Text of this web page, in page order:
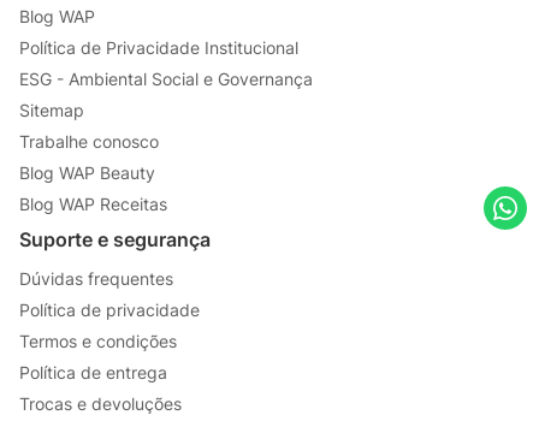
Blog WAP
Política de Privacidade Institucional
ESG - Ambiental Social e Governança
Sitemap
Trabalhe conosco
Blog WAP Beauty
Blog WAP Receitas
Suporte e segurança
Dúvidas frequentes
Política de privacidade
Termos e condições
Política de entrega
Trocas e devoluções